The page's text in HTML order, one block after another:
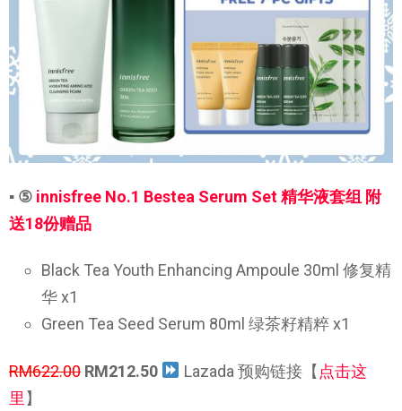
▪ ⑤ innisfree No.1 Bestea Serum Set 精华液套组 附
送18份赠品
Black Tea Youth Enhancing Ampoule 30ml 修复精
华 x1
Green Tea Seed Serum 80ml 绿茶籽精粹 x1
RM622.00 RM212.50 Lazada 预购链接【点击这
里】